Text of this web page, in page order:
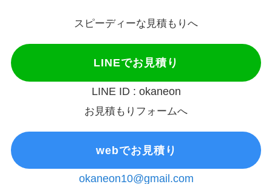
スピーディーな見積もりへ
LINEでお見積り
LINE ID : okaneon
お見積もりフォームへ
webでお見積り
okaneon10@gmail.com